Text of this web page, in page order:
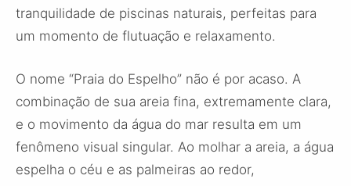
tranquilidade de piscinas naturais, perfeitas para
um momento de flutuação e relaxamento.
O nome “Praia do Espelho” não é por acaso. A
combinação de sua areia fina, extremamente clara,
e o movimento da água do mar resulta em um
fenômeno visual singular. Ao molhar a areia, a água
espelha o céu e as palmeiras ao redor,